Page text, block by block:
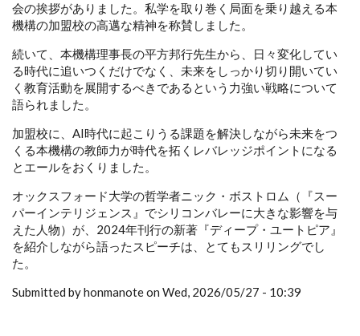
会の挨拶がありました。私学を取り巻く局面を乗り越える本
機構の加盟校の高邁な精神を称賛しました。
続いて、本機構理事長の平方邦行先生から、日々変化してい
る時代に追いつくだけでなく、未来をしっかり切り開いてい
く教育活動を展開するべきであるという力強い戦略について
語られました。
加盟校に、AI時代に起こりうる課題を解決しながら未来をつ
くる本機構の教師力が時代を拓くレバレッジポイントになる
とエールをおくりました。
オックスフォード大学の哲学者ニック・ボストロム（『スー
パーインテリジェンス』でシリコンバレーに大きな影響を与
えた人物）が、2024年刊行の新著『ディープ・ユートピア』
を紹介しながら語ったスピーチは、とてもスリリングでし
た。
Submitted by honmanote on Wed, 2026/05/27 - 10:39